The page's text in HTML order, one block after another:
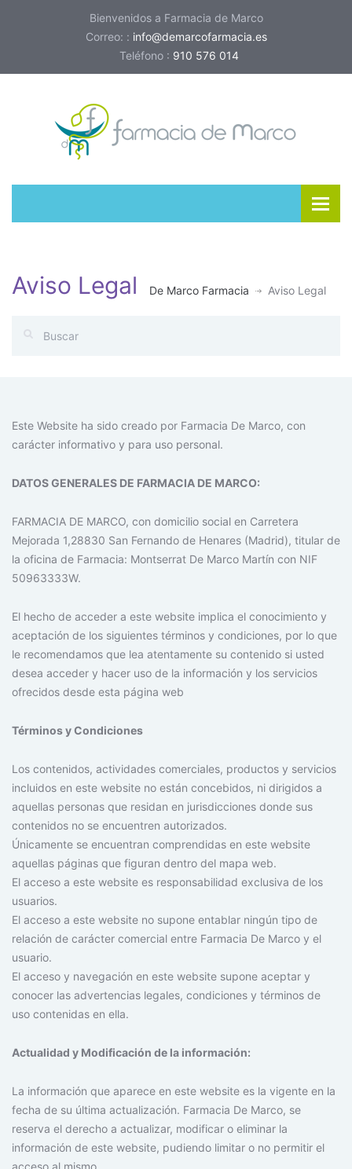
Bienvenidos a Farmacia de Marco
Correo: : info@demarcofarmacia.es
Teléfono : 910 576 014
Aviso Legal De Marco Farmacia Aviso Legal
Este Website ha sido creado por Farmacia De Marco, con
carácter informativo y para uso personal.
DATOS GENERALES DE FARMACIA DE MARCO:
FARMACIA DE MARCO, con domicilio social en Carretera
Mejorada 1,28830 San Fernando de Henares (Madrid), titular de
la oficina de Farmacia: Montserrat De Marco Martín con NIF
50963333W.
El hecho de acceder a este website implica el conocimiento y
aceptación de los siguientes términos y condiciones, por lo que
le recomendamos que lea atentamente su contenido si usted
desea acceder y hacer uso de la información y los servicios
ofrecidos desde esta página web
Términos y Condiciones
Los contenidos, actividades comerciales, productos y servicios
incluidos en este website no están concebidos, ni dirigidos a
aquellas personas que residan en jurisdicciones donde sus
contenidos no se encuentren autorizados.
Únicamente se encuentran comprendidas en este website
aquellas páginas que figuran dentro del mapa web.
El acceso a este website es responsabilidad exclusiva de los
usuarios.
El acceso a este website no supone entablar ningún tipo de
relación de carácter comercial entre Farmacia De Marco y el
usuario.
El acceso y navegación en este website supone aceptar y
conocer las advertencias legales, condiciones y términos de
uso contenidas en ella.
Actualidad y Modificación de la información:
La información que aparece en este website es la vigente en la
fecha de su última actualización. Farmacia De Marco, se
reserva el derecho a actualizar, modificar o eliminar la
información de este website, pudiendo limitar o no permitir el
acceso al mismo.